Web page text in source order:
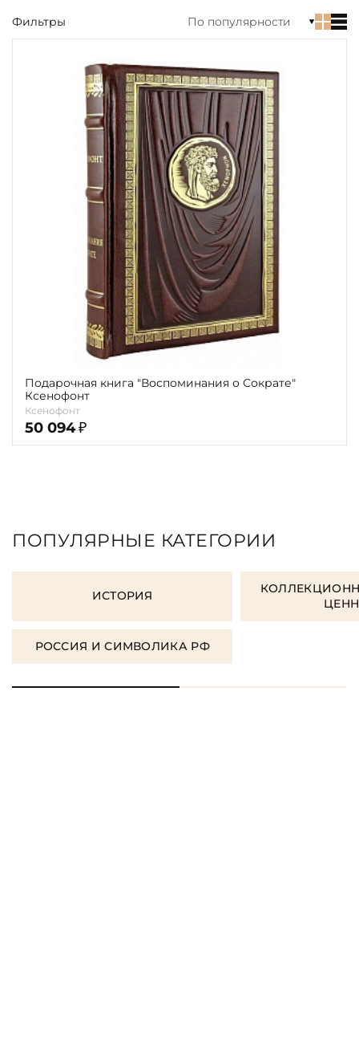
Тиснение
Пол и возраст
Фильтры По популярности
Подарочная книга "Воспоминания о Сократе"
Ксенофонт
Ксенофонт
50 094 ₽
ПОПУЛЯРНЫЕ КАТЕГОРИИ
ИСТОРИЯ
РОССИЯ И СИМВОЛИКА РФ